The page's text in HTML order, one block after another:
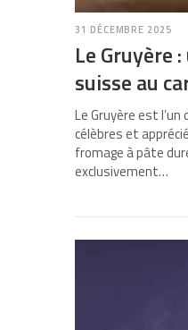
31 DÉCEMBRE 2025
Le Gruyère
suisse au
Le Gruyère est
célèbres et
fromage à pâte
exclusivement…